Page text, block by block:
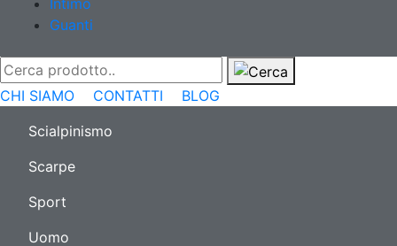
Intimo
Guanti
CHI SIAMO CONTATTI
BLOG
Scialpinismo
Scarpe
Sport
Uomo